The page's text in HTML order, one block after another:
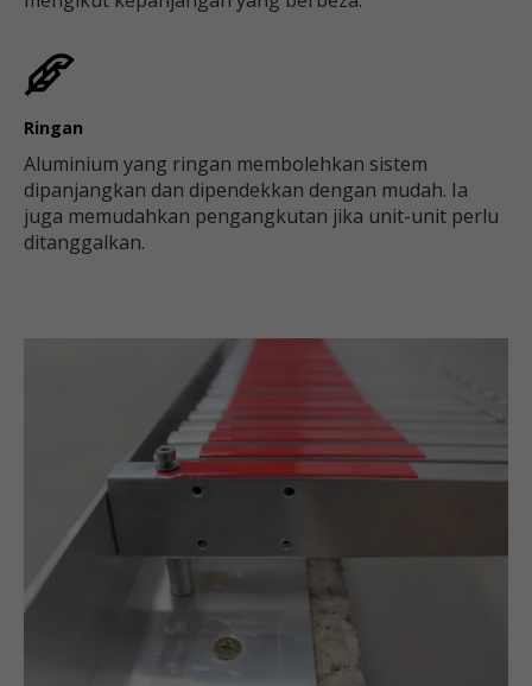
Ringan
Aluminium yang ringan membolehkan sistem
dipanjangkan dan dipendekkan dengan mudah. Ia
juga memudahkan pengangkutan jika unit-unit perlu
ditanggalkan.